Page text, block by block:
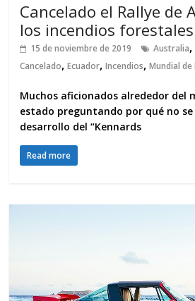
Cancelado el Rallye de
los incendios forestales
15 de noviembre de 2019 Australia,
Cancelado,Ecuador,Incendios,Mundial de
Muchos aficionados alrededor del
estado preguntando por qué no se
desarrollo del “Kennards
Read more